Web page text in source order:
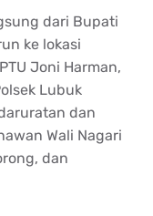
dari Bupati
ke lokasi
Joni Harman,
Lubuk
dan
Wali Nagari
dan